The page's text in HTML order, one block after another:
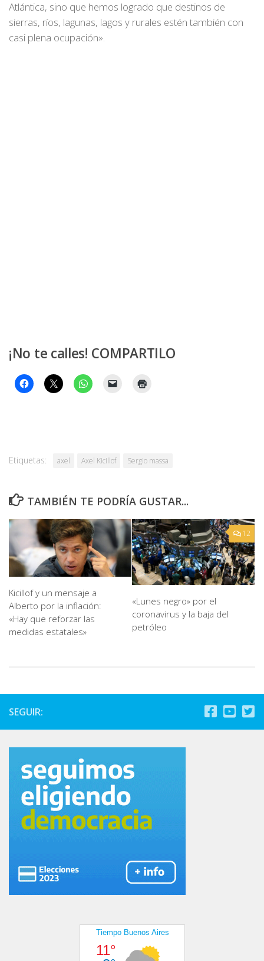
Atlántica, sino que hemos logrado que destinos de
sierras, ríos, lagunas, lagos y rurales estén también con
casi plena ocupación».
¡No te calles! COMPARTILO
Etiquetas: axel Axel Kicillof Sergio massa
TAMBIÉN TE PODRÍA GUSTAR...
Kicillof y un mensaje a
Alberto por la inflación:
«Hay que reforzar las
medidas estatales»
12
«Lunes negro» por el
coronavirus y la baja del
petróleo
SEGUIR: